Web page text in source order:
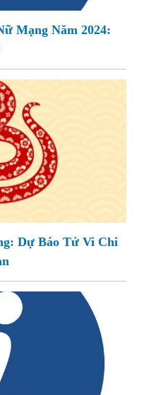
Mạng Năm 2024:
Dự Báo Tử Vi Chi